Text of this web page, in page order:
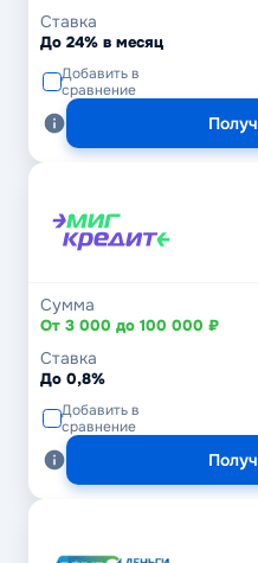
Ставка
До 24% в месяц
Добавить в
сравнение
Сумма
От 3 000 до 100 000 ₽
Ставка
До 0,8%
Добавить в
сравнение